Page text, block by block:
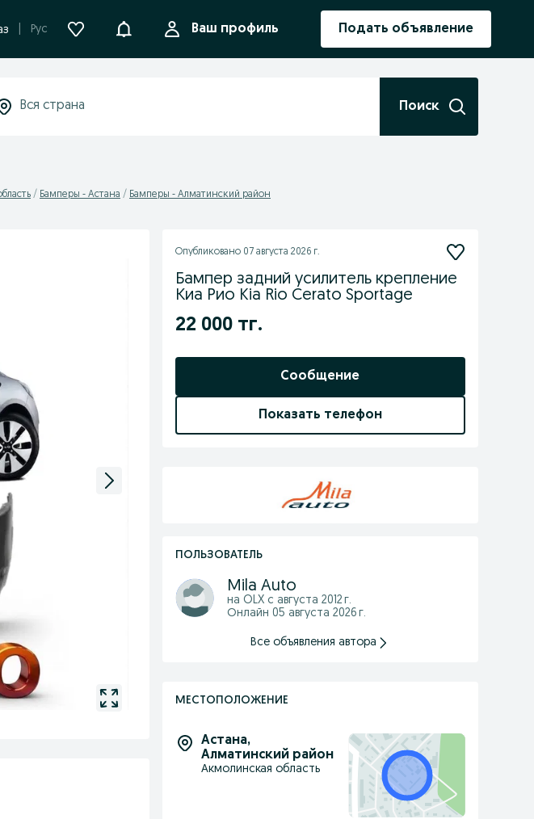
Рус УведомленияВаш профиль Подать объявление
Поиск
Бамперы - Астана Бамперы - Алматинский район
Опубликовано 07 августа 2026 г.
Бампер задний усилитель крепление
Киа Рио Kia Rio Cerato Sportage
22 000 тг.
Сообщение
Показать телефон
ПОЛЬЗОВАТЕЛЬ
Mila Auto
на OLX с августа 2012 г.
Онлайн 05 августа 2026 г.
Все объявления автора
МЕСТОПОЛОЖЕНИЕ
Астана,
Алматинский район
Акмолинская область